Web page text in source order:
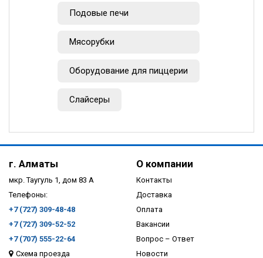
Подовые печи
Мясорубки
Оборудование для пиццерии
Слайсеры
г. Алматы
мкр. Таугуль 1, дом 83 А
Телефоны:
+7 (727) 309-48-48
+7 (727) 309-52-52
+7 (707) 555-22-64
Схема проезда
О компании
Контакты
Доставка
Оплата
Вакансии
Вопрос – Ответ
Новости